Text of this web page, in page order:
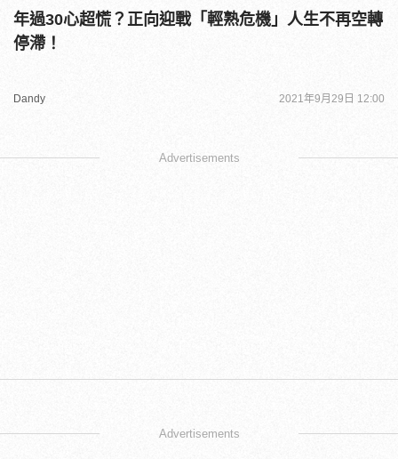
年過30心超慌？正向迎戰「輕熟危機」人生不再空轉
停滯！
Dandy 2021年9月29日 12:00
Advertisements
Advertisements